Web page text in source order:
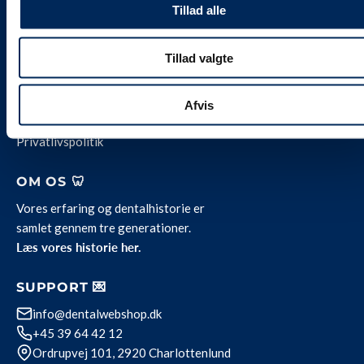
Tillad alle
Tillad valgte
Afvis
Alle vores prisererinklusive 25 % moms.
Kontakt
Team Weesgaard
Privatlivspolitik
OM OS 🦷
Vores erfaring og dentalhistorie er
samlet gennem tre generationer.
Læs vores historie her.
SUPPORT 💌
info@dentalwebshop.dk
+45 39 64 42 12
Ordrupvej 101, 2920 Charlottenlund